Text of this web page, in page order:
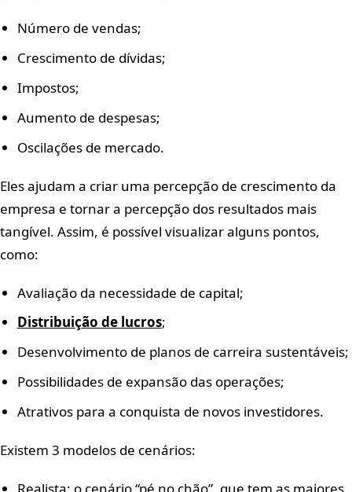
Número de vendas;
Crescimento de dívidas;
Impostos;
Aumento de despesas;
Oscilações de mercado.
Eles ajudam a criar uma percepção de crescimento da
empresa e tornar a percepção dos resultados mais
tangível. Assim, é possível visualizar alguns pontos,
como:
Avaliação da necessidade de capital;
Distribuição de lucros;
Desenvolvimento de planos de carreira sustentáveis;
Possibilidades de expansão das operações;
Atrativos para a conquista de novos investidores.
Existem 3 modelos de cenários:
Realista: o cenário “pé no chão”, que tem as maiores